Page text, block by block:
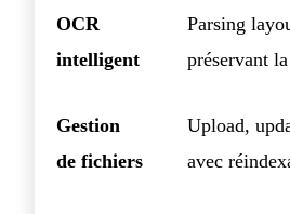
OCR
intelligent
Parsing
préservant
Gestion
de fichiers
Upload,
avec